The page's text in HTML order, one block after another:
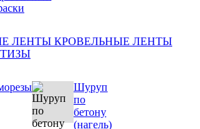
КРОВЕЛЬНЫЕ ЛЕНТЫ
Шуруп
по
бетону
(нагель)